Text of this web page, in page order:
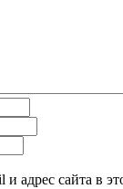
адрес сайта в